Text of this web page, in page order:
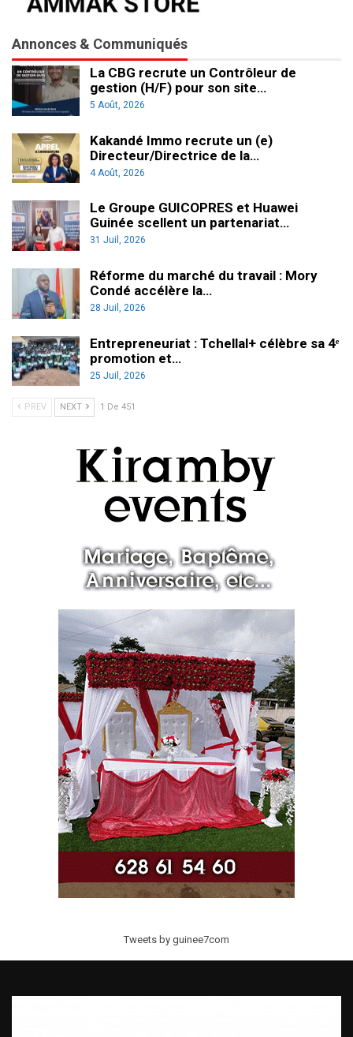
Annonces & Communiqués
La CBG recrute un Contrôleur de
gestion (H/F) pour son site…
5 Août, 2026
Kakandé Immo recrute un (e)
Directeur/Directrice de la…
4 Août, 2026
Le Groupe GUICOPRES et Huawei
Guinée scellent un partenariat…
31 Juil, 2026
Réforme du marché du travail : Mory
Condé accélère la…
28 Juil, 2026
Entrepreneuriat : Tchellal+ célèbre sa 4ᵉ
promotion et…
25 Juil, 2026
PREV NEXT 1 De 451
Tweets by guinee7com